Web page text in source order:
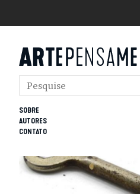
SOBRE
AUTORES
CONTATO